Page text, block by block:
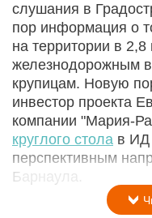
слушания в
пор информация о
на территории в
железнодорожным
крупицам. Новую
инвестор проекта
компании "Мария-
круглого стола в ИД
перспективным
Барнаула.